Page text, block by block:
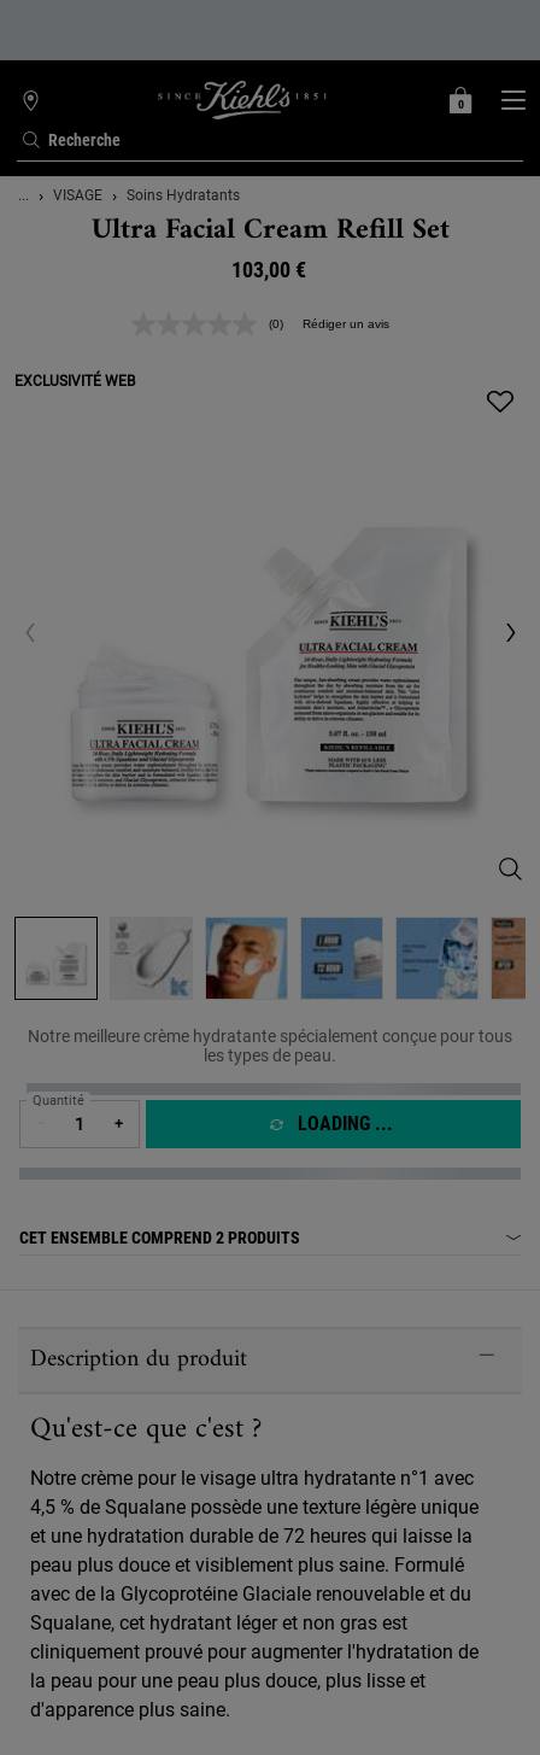
Recherche
TROUVER
UNE
BOUTIQUE
MON
0
0 PRODUIT
Contenu principal
... VISAGE Soins Hydratants
Ultra Facial Cream Refill Set
103,00 €
Aucune
(0) Rédiger un avis
EXCLUSIVITÉ WEB
Notre meilleure crème hydratante spécialement conçue pour tous
les types de peau.
Quantité
+ LOADING ...
CET ENSEMBLE COMPREND2 PRODUITS
Description du produit
Qu'est-ce que c'est ?
Notre crème pour le visage ultra hydratante n°1 avec
4,5 % de Squalane possède une texture légère unique
et une hydratation durable de 72 heures qui laisse la
peau plus douce et visiblement plus saine. Formulé
avec de la Glycoprotéine Glaciale renouvelable et du
Squalane, cet hydratant léger et non gras est
cliniquement prouvé pour augmenter l'hydratation de
la peau pour une peau plus douce, plus lisse et
d'apparence plus saine.